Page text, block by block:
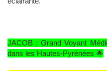
JACOB : Grand Voyant
dans les Hautes-Pyrénées 🌟